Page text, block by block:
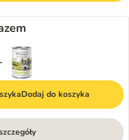
Dodaj do koszyka